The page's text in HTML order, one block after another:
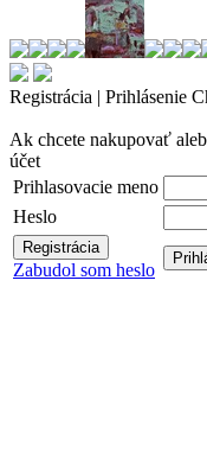
Registrácia | Prihlásenie
Ak chcete nakupovať
účet
Prihlasovacie meno
Heslo
Zabudol som heslo